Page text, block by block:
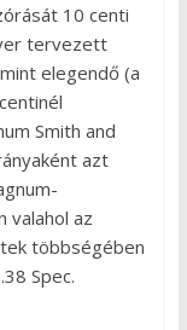
10 centi
tervezett
elegendő (a
Smith and
azt
valahol az
többségében
Spec.